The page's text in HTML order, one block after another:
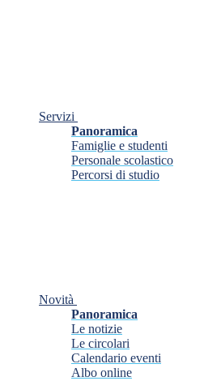
Servizi
Panoramica
Famiglie e studenti
Personale scolastico
Percorsi di studio
Novità
Panoramica
Le notizie
Le circolari
Calendario eventi
Albo online